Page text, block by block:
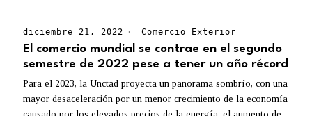
diciembre 21, 2022 Comercio Exterior
El comercio mundial se contrae en el segundo
semestre de 2022 pese a tener un año récord
Para el 2023, la Unctad proyecta un panorama sombrío, con una
mayor desaceleración por un menor crecimiento de la economía